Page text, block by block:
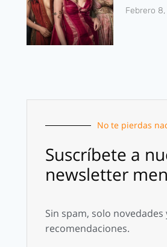
Febrero
No te pierdas
Suscríbete a
newsletter
Sin spam, solo novedades
recomendaciones.